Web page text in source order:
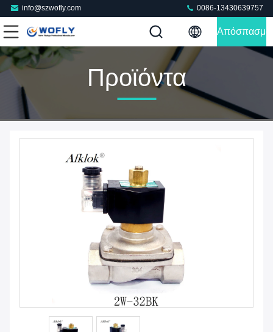
info@szwofly.com 0086-13430639757
Απόσπασμα
Προϊόντα